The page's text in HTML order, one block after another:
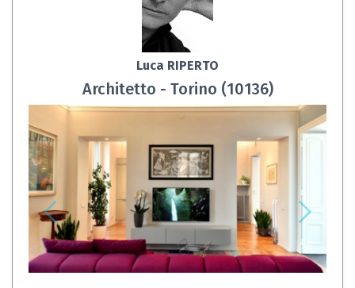
Luca RIPERTO
Architetto - Torino (10136)